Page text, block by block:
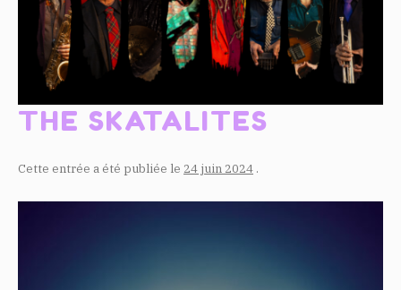
THE SKATALITES
Cette entrée a été publiée le 24 juin 2024 .